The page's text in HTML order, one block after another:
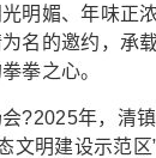
媚、年味正浓
名的邀约，承
拳之心。
年，清镇
文明建设示范